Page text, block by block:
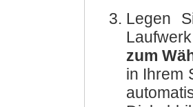
Legen
zum
in Ihrem